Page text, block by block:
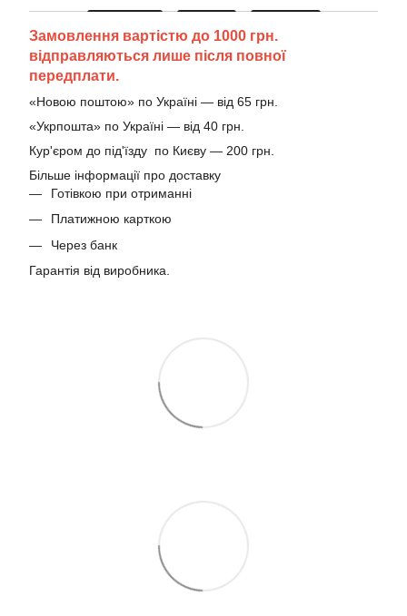
Замовлення вартістю до 1000 грн.
відправляються лише після повної
передплати.
«Новою поштою» по Україні — від 65 грн.
«Укрпошта» по Україні — від 40 грн.
Кур'єром до під'їзду по Києву — 200 грн.
Більше інформації про доставку
Готівкою при отриманні
Платижною карткою
Через банк
Гарантія від виробника.